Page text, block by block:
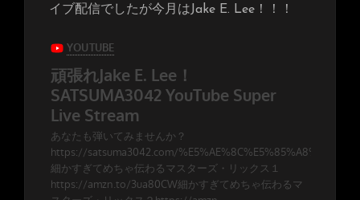
イブ配信でしたが今月はJake E. Lee！！！